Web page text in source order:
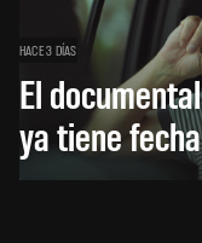
HACE 3 DÍAS
El
ya tiene